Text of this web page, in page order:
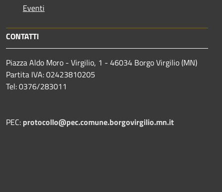
Eventi
CONTATTI
Piazza Aldo Moro - Virgilio, 1 - 46034 Borgo Virgilio (MN)
Partita IVA: 02423810205
Tel: 0376/283011
PEC: protocollo@pec.comune.borgovirgilio.mn.it